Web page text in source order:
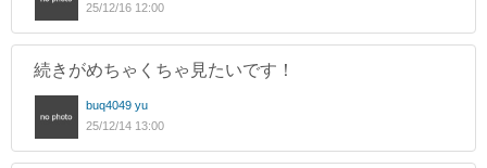
25/12/16 12:00
続きがめちゃくちゃ見たいです！
buq4049 yu
25/12/14 13:00